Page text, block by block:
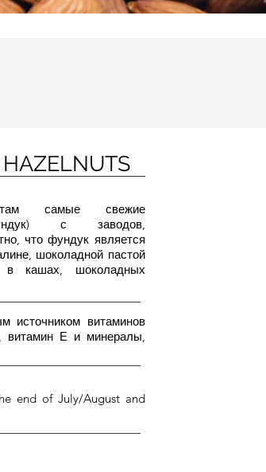
самые свежие
с заводов,
что фундук является
шоколадной пастой
в кашах, шоколадных
источником витаминов
витамин Е и минералы,
end of July/August and